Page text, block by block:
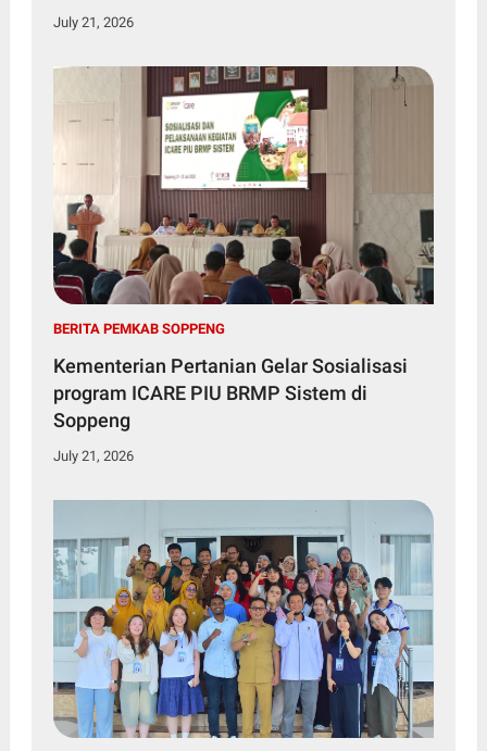
July 21, 2026
BERITA PEMKAB SOPPENG
Kementerian Pertanian Gelar Sosialisasi
program ICARE PIU BRMP Sistem di
Soppeng
July 21, 2026